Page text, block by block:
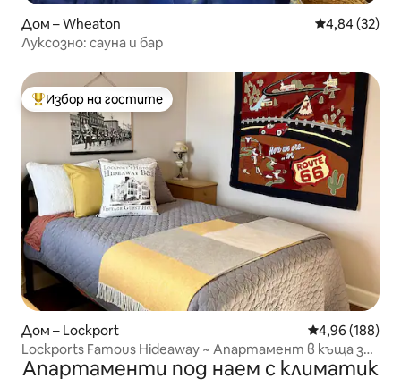
Дом – Wheaton Средна
4,84 (32)
Луксозно: сауна и бар
Най-популярен избор на гостите
Избор на гостите
Дом – Lockport Средна
4,96 (188)
Lockports Famous Hideaway ~ Апартамент в къща за
гости с 2 спални
Апартаменти под наем с климатик